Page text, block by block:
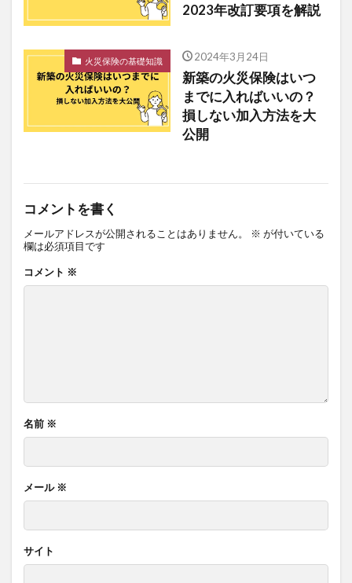
2023年改訂要項を解説
火災保険の基礎知識 2024年3月24日
新築の火災保険はいつ
までに入ればいいの？
損しない加入方法を大
公開
コメントを書く
メールアドレスが公開されることはありません。 ※ が付いている
欄は必須項目です
コメント ※
名前 ※
メール ※
サイト